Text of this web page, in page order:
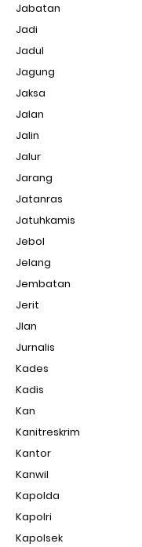
Jabatan
Jadi
Jadul
Jagung
Jaksa
Jalan
Jalin
Jalur
Jarang
Jatanras
Jatuhkamis
Jebol
Jelang
Jembatan
Jerit
Jlan
Jurnalis
Kades
Kadis
Kan
Kanitreskrim
Kantor
Kanwil
Kapolda
Kapolri
Kapolsek